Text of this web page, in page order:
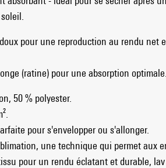
pour une reproduction au rendu net
(ratine) pour une absorption optimale.
50 % polyester.
pour s'envelopper ou s'allonger.
une technique qui permet aux
pour un rendu éclatant et durable, lav